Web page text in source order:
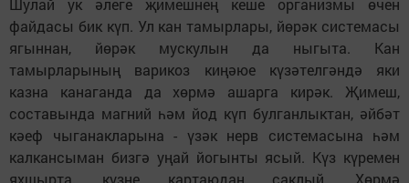
Шулай ук әлеге җимешнең кеше организмы өчен
файдасы бик күп. Ул кан тамырлары, йөрәк системасы
ягыннан, йөрәк мускулын да ныгыта. Кан
тамырларының варикоз киңәюе күзәтелгәндә яки
казна канаганда да хөрмә ашарга кирәк. Җимеш,
составында магний һәм йод күп булганлыктан, әйбәт
кәеф чыганакларына - үзәк нерв системасына һәм
калкансыман бизгә уңай йогынты ясый. Күз күремен